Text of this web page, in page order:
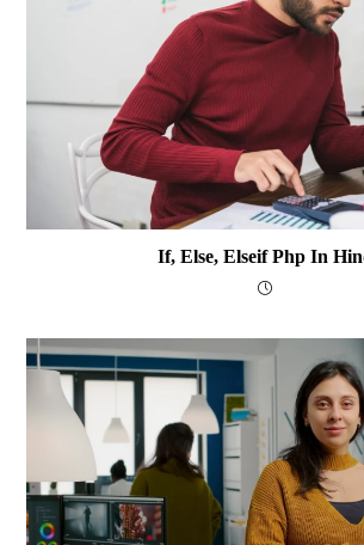
If, Else, Elseif Php In